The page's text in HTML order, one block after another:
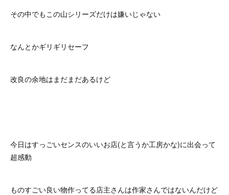
その中でもこの山シリーズだけは嫌いじゃない
なんとかギリギリセーフ
改良の余地はまだまだあるけど
今日はすっごいセンスのいいお店(と言うか工房かな)に出会って
超感動
ものすごい良い物作ってる店主さんは作家さんではないんだけど